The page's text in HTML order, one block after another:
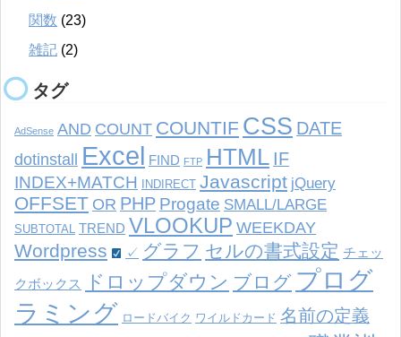
関数 (23)
雑記 (2)
タグ
AdSense AND COUNT COUNTIF CSS DATE
dotinstall Excel FIND FTP HTML IF
INDEX+MATCH INDIRECT Javascript jQuery
OFFSET OR PHP Progate SMALL/LARGE
SUBTOTAL TREND VLOOKUP WEEKDAY
Wordpress ✓ グラフ セルの書式設定 チェッ
クボックス ドロップダウン ブログ プログ
ラミング ロードバイク ワイルドカード 名前の定義